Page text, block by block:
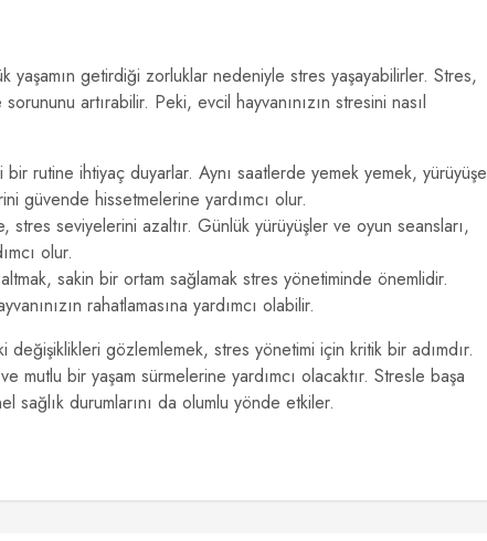
yaşamın getirdiği zorluklar nedeniyle stres yaşayabilirler. Stres,
artırabilir. Peki, evcil hayvanınızın stresini nasıl
bir rutine ihtiyaç duyarlar. Aynı saatlerde yemek yemek, yürüyüşe
güvende hissetmelerine yardımcı olur.
stres seviyelerini azaltır. Günlük yürüyüşler ve oyun seansları,
olur.
sakin bir ortam sağlamak stres yönetiminde önemlidir.
rahatlamasına yardımcı olabilir.
değişiklikleri gözlemlemek, stres yönetimi için kritik bir adımdır.
mutlu bir yaşam sürmelerine yardımcı olacaktır. Stresle başa
durumlarını da olumlu yönde etkiler.